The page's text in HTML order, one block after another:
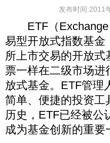
发布时间:2011
ETF（Exchange
易型开放式指数基
所上市交易的开放
票一样在二级市场
放式基金。ETF管理
简单、便捷的投资工
历史，ETF已经被公
成为基金创新的重要